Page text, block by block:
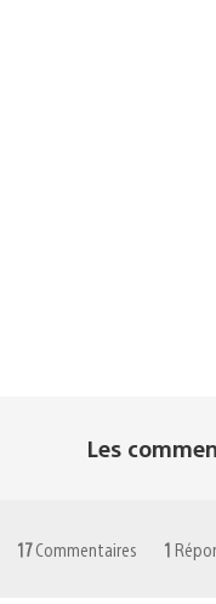
Les
17Commentaires 1